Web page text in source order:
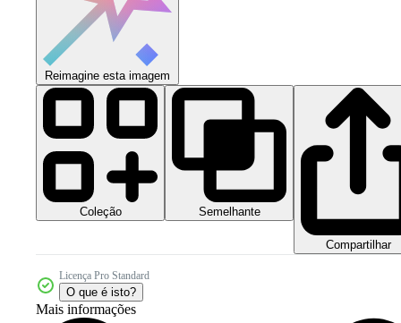
Reimagine esta imagem
Coleção Semelhante
Compartilhar
Licença Pro Standard
O que é isto?
Mais informações